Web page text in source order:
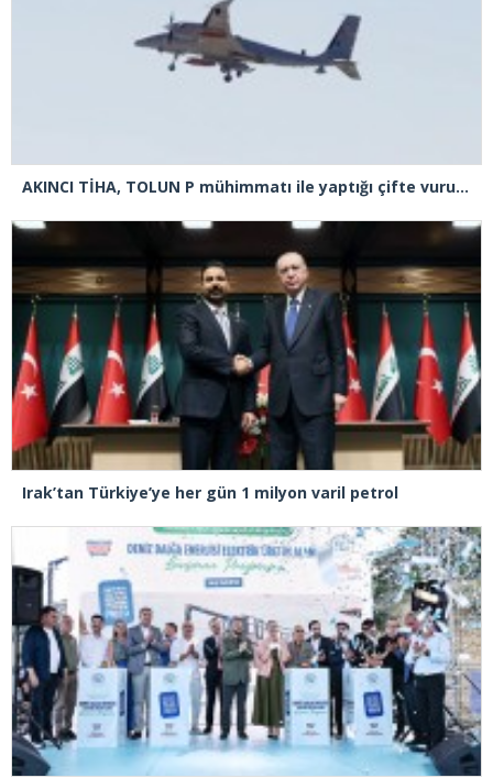
AKINCI TİHA, TOLUN P mühimmatı ile yaptığı çifte vuruşta hedefi tam isabetle vurdu
Irak’tan Türkiye’ye her gün 1 milyon varil petrol